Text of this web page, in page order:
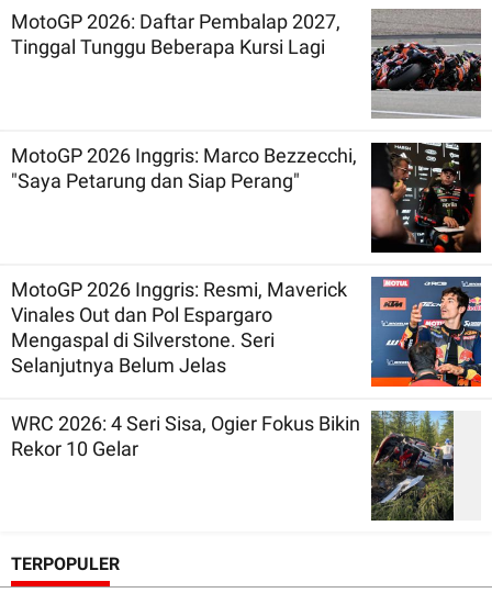
MotoGP 2026: Daftar Pembalap 2027,
Tinggal Tunggu Beberapa Kursi Lagi
MotoGP 2026 Inggris: Marco Bezzecchi,
"Saya Petarung dan Siap Perang"
MotoGP 2026 Inggris: Resmi, Maverick
Vinales Out dan Pol Espargaro
Mengaspal di Silverstone. Seri
Selanjutnya Belum Jelas
WRC 2026: 4 Seri Sisa, Ogier Fokus Bikin
Rekor 10 Gelar
TERPOPULER